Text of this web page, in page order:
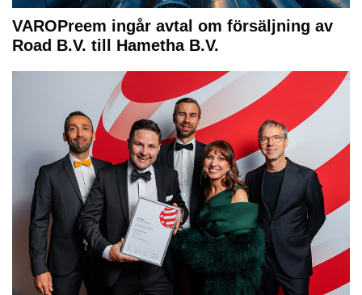
VAROPreem ingår avtal om försäljning av
Road B.V. till Hametha B.V.